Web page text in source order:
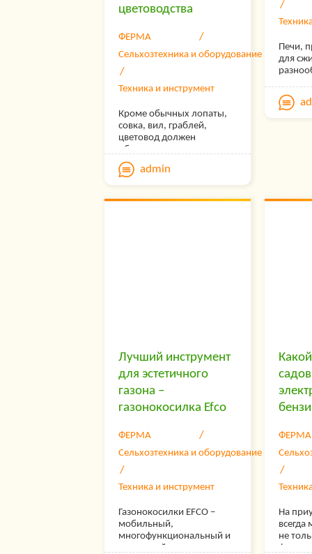
цветоводства
ФЕРМА
Сельхозтехника и оборудование
Техника и инструмент
Кроме обычных лопаты,
совка, вил, граблей,
цветовод должен
обзавестись некоторыми
специальными
инструментами.
admin
Печи,
для
Лучший инструмент
для эстетичного
газона –
газонокосилка Efco
ФЕРМА
Сельхозтехника и оборудование
Техника и инструмент
Газонокосилки EFCO –
мобильный,
многофункциональный и
доступный инструмент
ФЕРМА
На
не